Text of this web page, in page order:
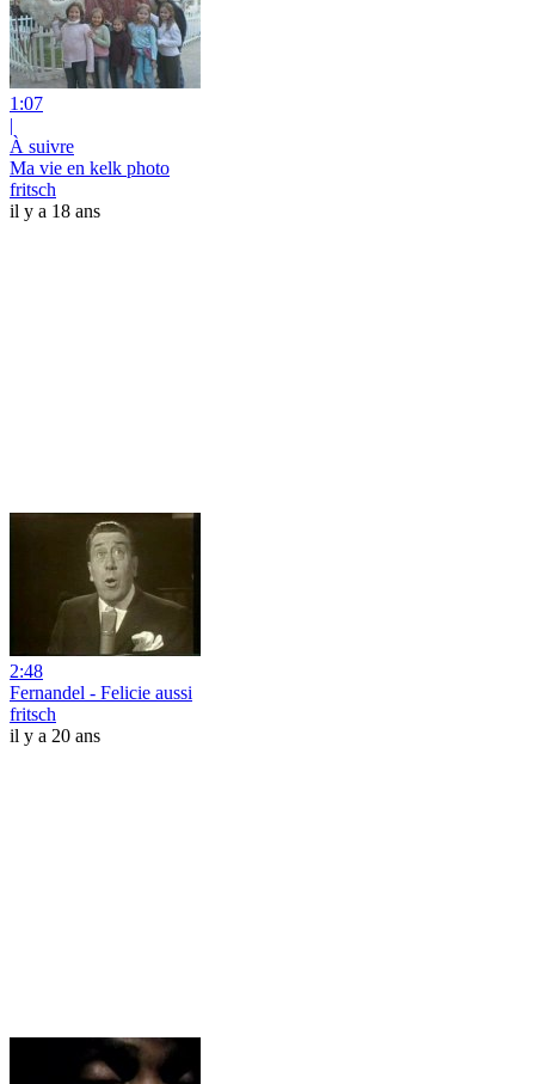
1:07
|
À suivre
Ma vie en kelk photo
fritsch
il y a 18 ans
2:48
Fernandel - Felicie aussi
fritsch
il y a 20 ans